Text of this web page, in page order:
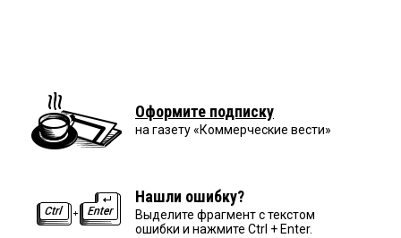
Оформите подписку
на газету «Коммерческие вести»
Нашли ошибку?
Выделите фрагмент с текстом
ошибки и нажмите Ctrl + Enter.